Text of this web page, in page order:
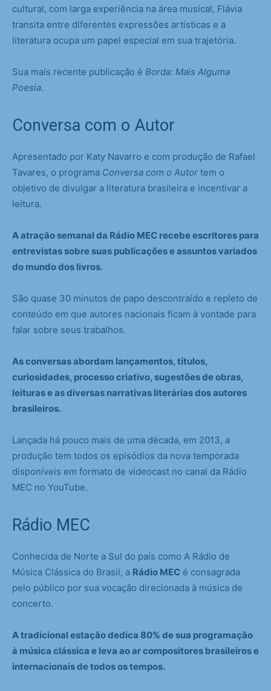
cultural, com larga experiência na área musical, Flávia
transita entre diferentes expressões artísticas e a
literatura ocupa um papel especial em sua trajetória.
Sua mais recente publicação é Borda: Mais Alguma
Poesia.
Conversa com o Autor
Apresentado por Katy Navarro e com produção de Rafael
Tavares, o programa Conversa com o Autor tem o
objetivo de divulgar a literatura brasileira e incentivar a
leitura.
A atração semanal da Rádio MEC recebe escritores para
entrevistas sobre suas publicações e assuntos variados
do mundo dos livros.
São quase 30 minutos de papo descontraído e repleto de
conteúdo em que autores nacionais ficam à vontade para
falar sobre seus trabalhos.
As conversas abordam lançamentos, títulos,
curiosidades, processo criativo, sugestões de obras,
leituras e as diversas narrativas literárias dos autores
brasileiros.
Lançada há pouco mais de uma década, em 2013, a
produção tem todos os episódios da nova temporada
disponíveis em formato de videocast no canal da Rádio
MEC no YouTube.
Rádio MEC
Conhecida de Norte a Sul do país como A Rádio de
Música Clássica do Brasil, a Rádio MEC é consagrada
pelo público por sua vocação direcionada à música de
concerto.
A tradicional estação dedica 80% de sua programação
à música clássica e leva ao ar compositores brasileiros e
internacionais de todos os tempos.